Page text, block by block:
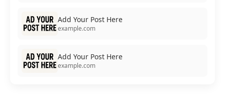
Add Your Post Here
example.com
Add Your Post Here
example.com